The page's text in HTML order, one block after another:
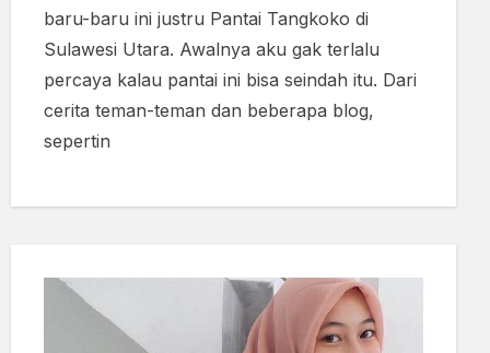
baru-baru ini justru Pantai Tangkoko di
Sulawesi Utara. Awalnya aku gak terlalu
percaya kalau pantai ini bisa seindah itu. Dari
cerita teman-teman dan beberapa blog,
sepertin